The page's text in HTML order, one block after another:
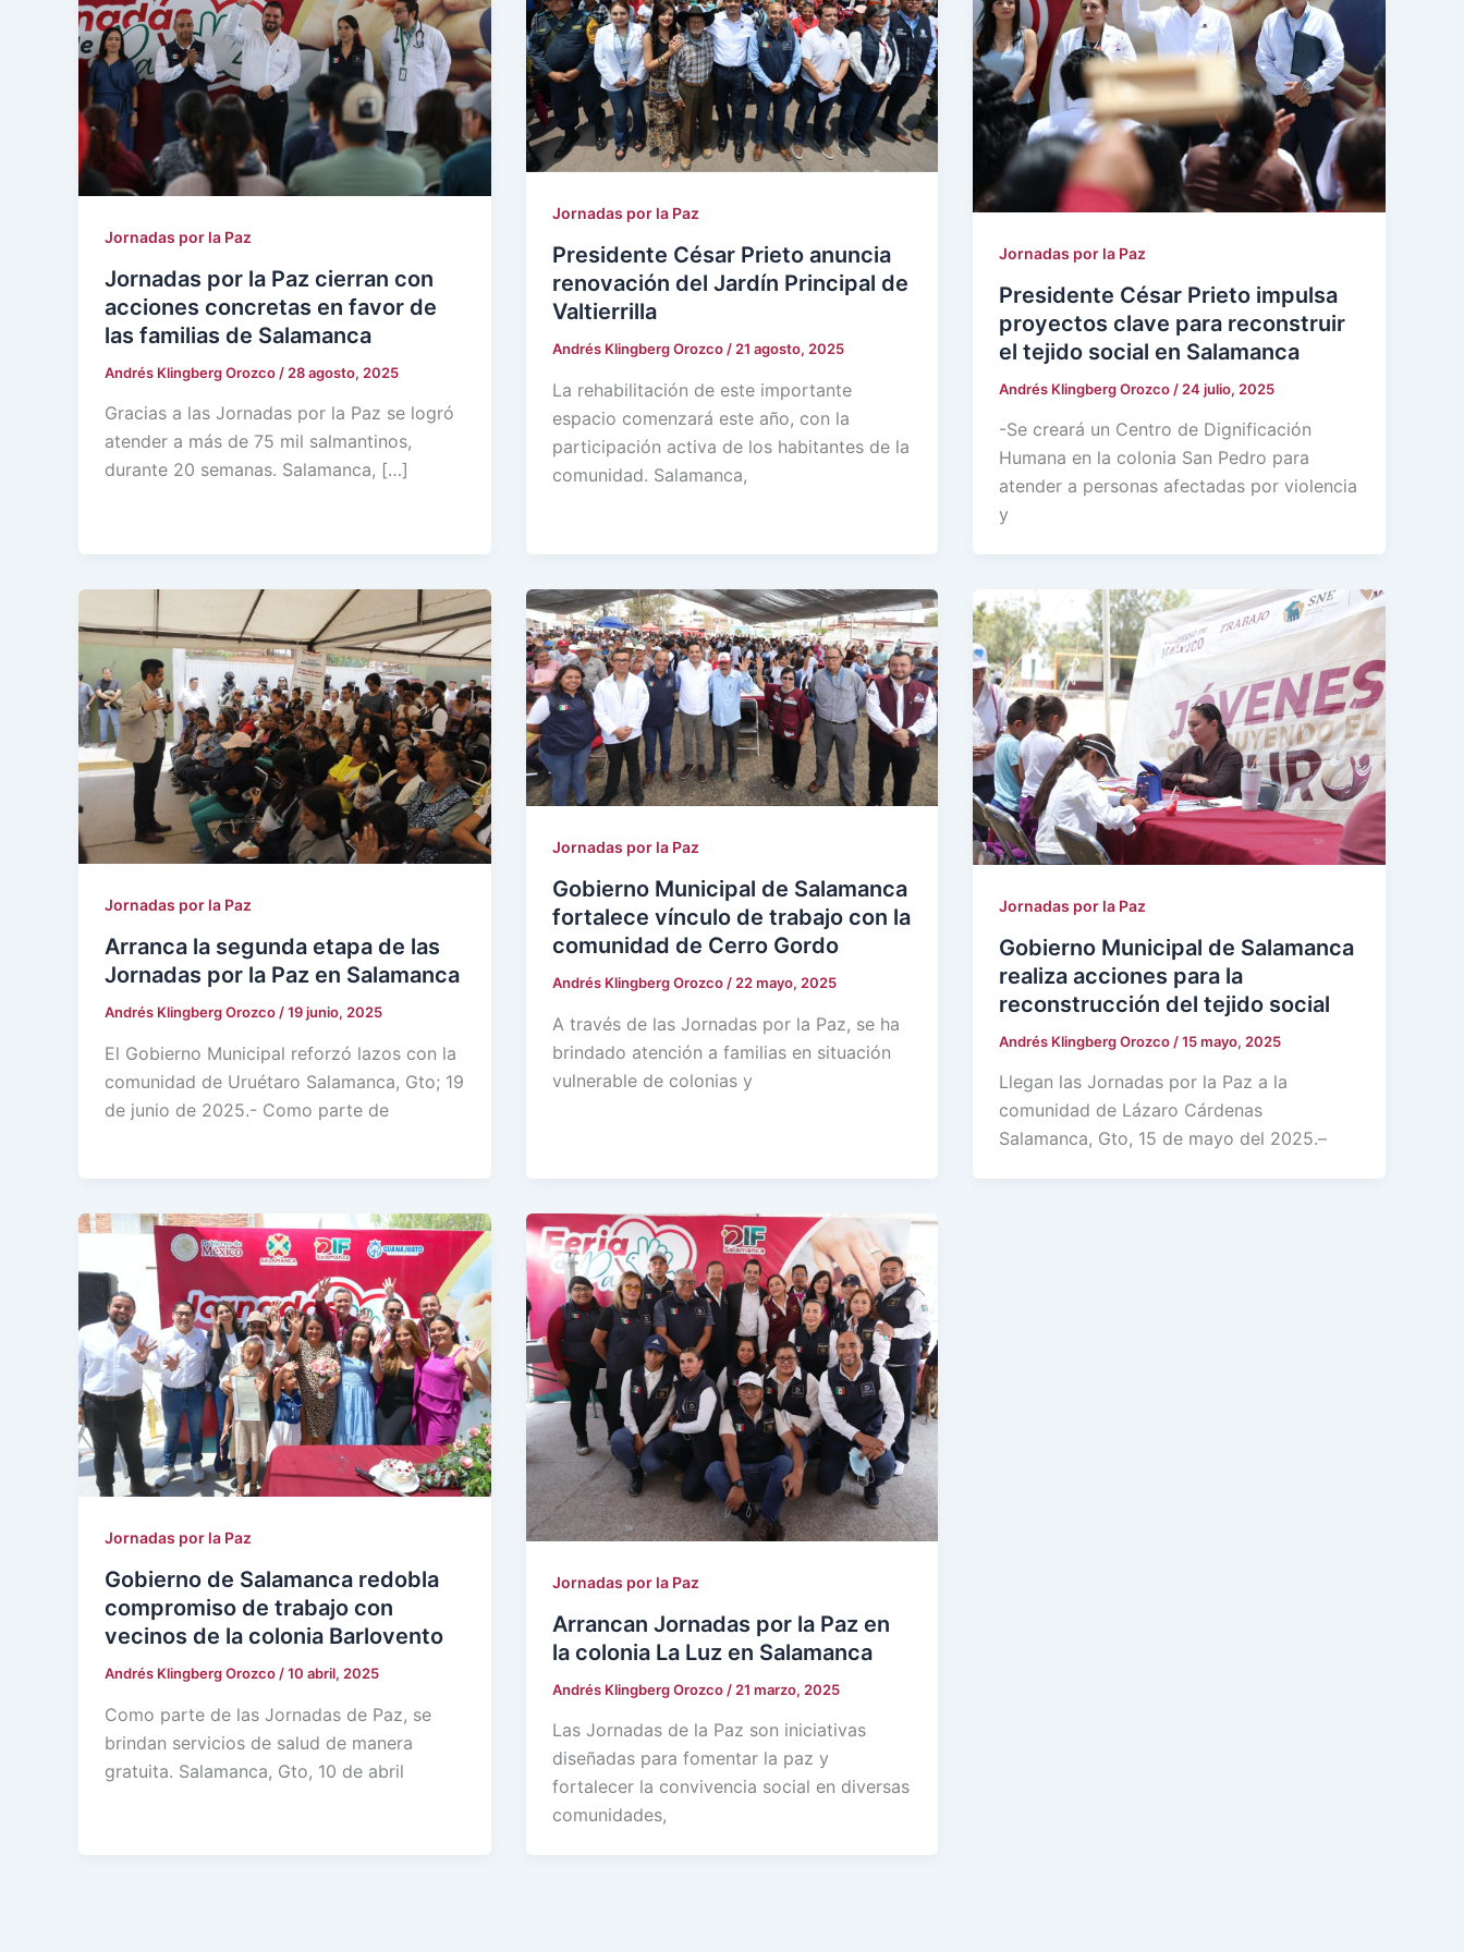
Jornadas por la Paz
Jornadas por la Paz cierran con
acciones concretas en favor de
las familias de Salamanca
Andrés Klingberg Orozco / 28 agosto, 2025
Gracias a las Jornadas por la Paz se logró
atender a más de 75 mil salmantinos,
durante 20 semanas. Salamanca, […]
Jornadas por la Paz
Presidente César Prieto anuncia
renovación del Jardín Principal de
Valtierrilla
Andrés Klingberg Orozco / 21 agosto, 2025
La rehabilitación de este importante
espacio comenzará este año, con la
participación activa de los habitantes de la
comunidad. Salamanca,
Jornadas por la Paz
Presidente César Prieto impulsa
proyectos clave para reconstruir
el tejido social en Salamanca
Andrés Klingberg Orozco / 24 julio, 2025
-Se creará un Centro de Dignificación
Humana en la colonia San Pedro para
atender a personas afectadas por violencia
y
Jornadas por la Paz
Arranca la segunda etapa de las
Jornadas por la Paz en Salamanca
Andrés Klingberg Orozco/19 junio, 2025
El Gobierno Municipal reforzó lazos con la
comunidad de Uruétaro Salamanca, Gto; 19
de junio de 2025.- Como parte de
Jornadas por la Paz
Gobierno Municipal de Salamanca
fortalece vínculo de trabajo con la
comunidad de Cerro Gordo
Andrés Klingberg Orozco / 22 mayo, 2025
A través de las Jornadas por la Paz, se ha
brindado atención a familias en situación
vulnerable de colonias y
Jornadas por la Paz
Gobierno Municipal de Salamanca
realiza acciones para la
reconstrucción del tejido social
Andrés Klingberg Orozco /15 mayo, 2025
Llegan las Jornadas por la Paz a la
comunidad de Lázaro Cárdenas
Salamanca, Gto, 15 de mayo del 2025.–
Jornadas por la Paz
Gobierno de Salamanca redobla
compromiso de trabajo con
vecinos de la colonia Barlovento
Andrés Klingberg Orozco /10 abril, 2025
Como parte de las Jornadas de Paz, se
brindan servicios de salud de manera
gratuita. Salamanca, Gto, 10 de abril
Jornadas por la Paz
Arrancan Jornadas por la Paz en
la colonia La Luz en Salamanca
Andrés Klingberg Orozco / 21 marzo, 2025
Las Jornadas de la Paz son iniciativas
diseñadas para fomentar la paz y
fortalecer la convivencia social en diversas
comunidades,